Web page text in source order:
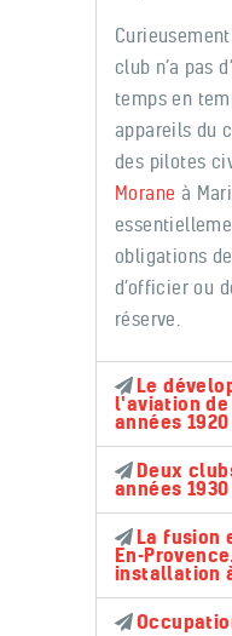
club n’a pas
temps en
appareils du
des pilotes
Morane à
obligations
d’officier ou
réserve.
Le
l'aviation
années 1920
Deux
années 1930
La fusion
En-
installation